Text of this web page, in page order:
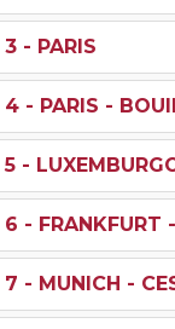
3 - PARIS
4 - PARIS -
5 -
6 - FRANKFURT
7 - MUNICH -